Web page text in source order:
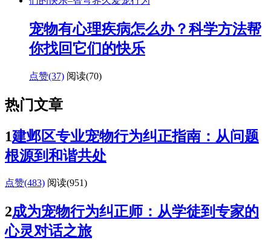
宠物有心理疾病怎么办？科学方法帮
你找回它们的快乐
点赞(37) 阅读(70)
热门文章
1建邺区专业宠物行为纠正指南：从问题
根源到和谐共处
点赞(483) 阅读(951)
2成为宠物行为纠正师：从学徒到专家的
心灵对话之旅